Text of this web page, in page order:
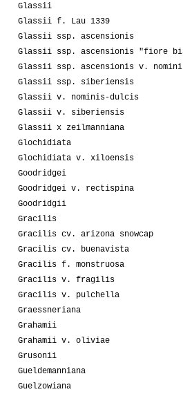
Glassii
Glassii f. Lau 1339
Glassii ssp. ascensionis
Glassii ssp. ascensionis "fiore
Glassii ssp. ascensionis v.
Glassii ssp. siberiensis
Glassii v. nominis-dulcis
Glassii v. siberiensis
Glassii x zeilmanniana
Glochidiata
Glochidiata v. xiloensis
Goodridgei
Goodridgei v. rectispina
Goodridgii
Gracilis
Gracilis cv. arizona snowcap
Gracilis cv. buenavista
Gracilis f. monstruosa
Gracilis v. fragilis
Gracilis v. pulchella
Graessneriana
Grahamii
Grahamii v. oliviae
Grusonii
Gueldemanniana
Guelzowiana